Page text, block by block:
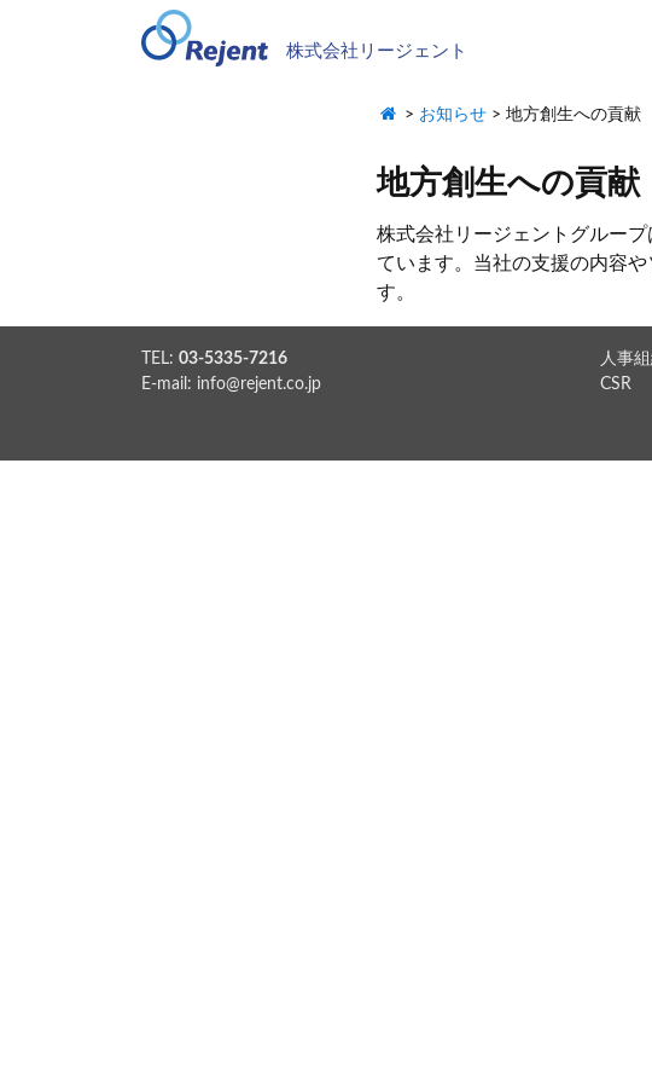
株式会社リージェント
> お知らせ> 地方創生への貢献
地方創生への貢献
株式会社リージェントグルー
ています。当社の支援の内容
す。
TEL: 03-5335-7216
E-mail: info@rejent.co.jp
人事
CSR